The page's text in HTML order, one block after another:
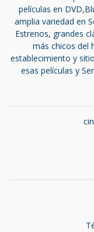
películas en
amplia variedad en
Estrenos, grandes
más chicos del
establecimiento y
esas películas y